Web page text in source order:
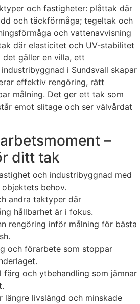
och fastigheter: plåttak där
och täckförmåga; tegeltak och
och vattenavvisning
där elasticitet och UV-stabilitet
gäller en villa, ett
i Sundsvall skapar
effektiv rengöring, rätt
målning. Det ger ett tak som
emot slitage och ser välvårdat
–
ditt tak
och industribyggnad med
behov.
andra taktyper där
hållbarhet är i fokus.
rengöring inför målning för bästa
och förarbete som stoppar
färg och ytbehandling som jämnar
längre livslängd och minskade